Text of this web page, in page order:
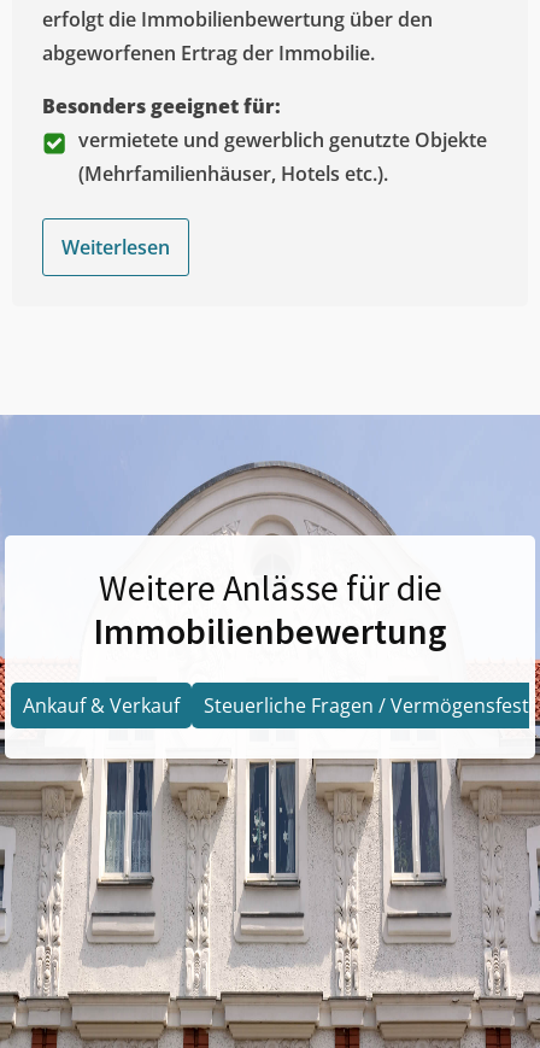
erfolgt die Immobilienbewertung über den
abgeworfenen Ertrag der Immobilie.
Besonders geeignet für:
vermietete und gewerblich genutzte Objekte
(Mehrfamilienhäuser, Hotels etc.).
Weiterlesen
Weitere Anlässe für die
Immobilienbewertung
Ankauf & Verkauf Steuerliche Fragen /